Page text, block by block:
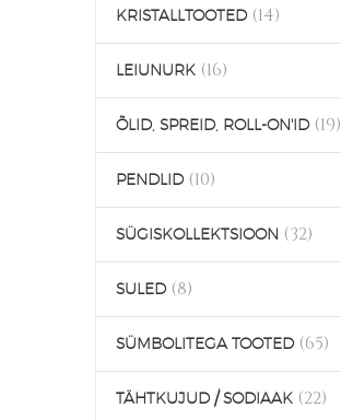
KRISTALLTOOTED (14)
LEIUNURK (16)
ÕLID, SPREID, ROLL-ON'ID (19)
PENDLID (10)
SÜGISKOLLEKTSIOON (32)
SULED (8)
SÜMBOLITEGA TOOTED (65)
TÄHTKUJUD / SODIAAK (22)